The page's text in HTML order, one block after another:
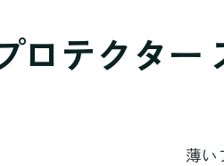
ロテクター
薄い